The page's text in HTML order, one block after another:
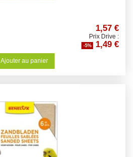
1,57 €
Prix Drive :
-5% 1,49 €
Ajouter au panier